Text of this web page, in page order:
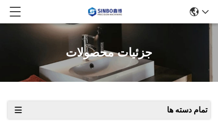
جزئیات محصولات
تمام دسته ها